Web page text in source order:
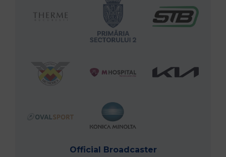
Official Broadcaster